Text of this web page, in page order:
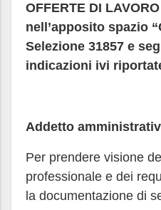
OFFERTE DI
nell’apposito spazio
Selezione 31857 e
indicazioni ivi
Addetto
Per prendere visione
professionale e dei
la documentazione di